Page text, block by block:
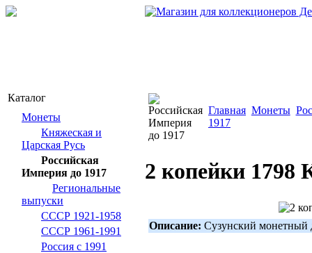
Каталог
Монеты
Княжеская и
Царская Русь
Российская
Империя до 1917
Региональные
выпуски
СССР 1921-1958
СССР 1961-1991
Россия с 1991
Главная Монеты
1917
2 копейки 1798
Описание: Сузунский монетный